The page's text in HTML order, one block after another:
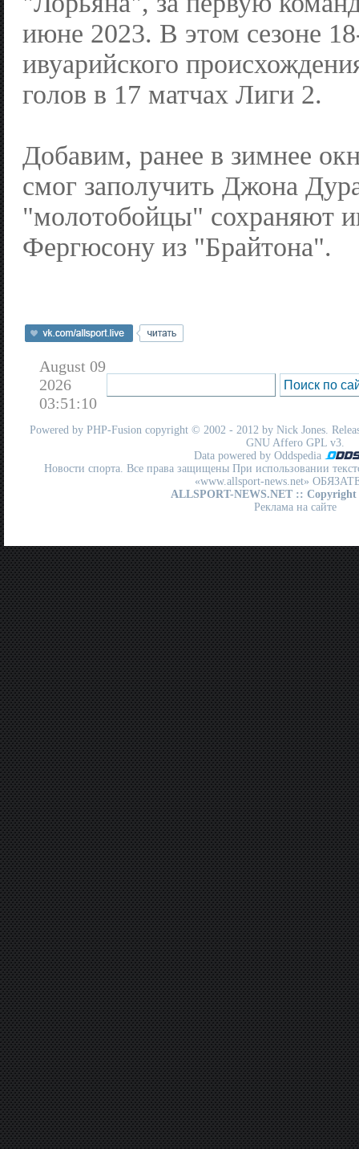
июне 2023. В этом сезоне
ивуарийского
голов в 17 матчах Лиги 2.
Добавим, ранее в зимнее
смог заполучить Джона
"молотобойцы" сохраняют
Фергюсону из "Брайтона".
August 09
2026
03:51:10
Powered by PHP-Fusion copyright © 2002 - 2012 by Nick Jones.
GNU Affero GPL v3.
Data powered by Oddspedia
Новости спорта. Все права защищены При использовании
«www.allsport-news.net»
ALLSPORT-NEWS.NET :: Copyright
Реклама на сайте